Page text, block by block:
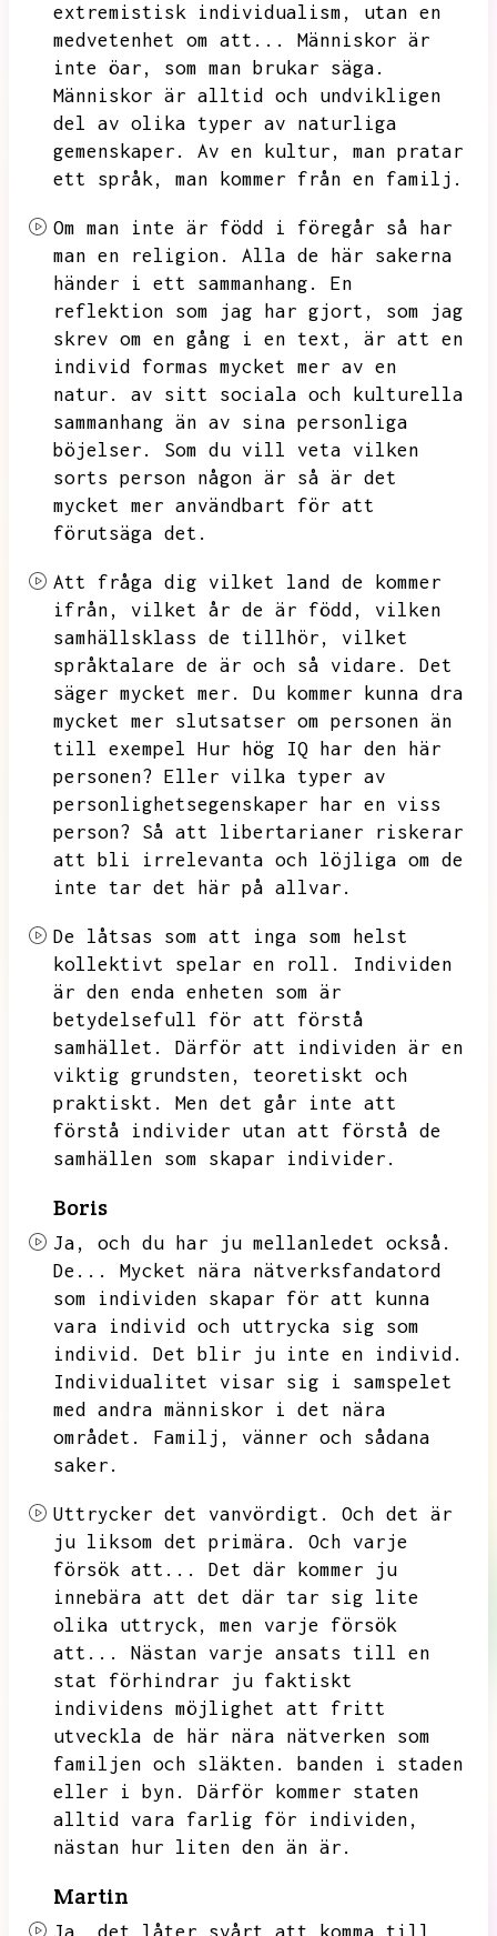
extremistisk individualism,
utan en
medvetenhet om att...
Människor är
inte öar,
som man brukar säga.
Människor är alltid och undvikligen
del av olika typer av naturliga
gemenskaper.
Av en kultur,
man pratar
ett språk,
man kommer från en familj.
Om man inte är född i föregår så har
man en religion.
Alla de här sakerna
händer i ett sammanhang.
En
reflektion som jag har gjort,
som jag
skrev om en gång i en text,
är att en
individ formas mycket mer av en
natur.
av sitt sociala och kulturella
sammanhang än av sina personliga
böjelser.
Som du vill veta vilken
sorts person någon är så är det
mycket mer användbart för att
förutsäga det.
Att fråga dig vilket land de kommer
ifrån,
vilket år de är född,
vilken
samhällsklass de tillhör,
vilket
språktalare de är och så vidare.
Det
säger mycket mer.
Du kommer kunna dra
mycket mer slutsatser om personen än
till exempel Hur hög IQ har den här
personen? Eller vilka typer av
personlighetsegenskaper har en viss
person?
Så att libertarianer riskerar
att bli irrelevanta och löjliga om de
inte tar det här på allvar.
De låtsas som att inga som helst
kollektivt spelar en roll.
Individen
är den enda enheten som är
betydelsefull för att förstå
samhället.
Därför att individen är en
viktig grundsten,
teoretiskt och
praktiskt.
Men det går inte att
förstå individer utan att förstå de
samhällen som skapar individer.
Boris
Ja,
och du har ju mellanledet också.
De...
Mycket nära nätverksfandatord
som individen skapar för att kunna
vara individ och uttrycka sig som
individ.
Det blir ju inte en individ.
Individualitet visar sig i samspelet
med andra människor i det nära
området.
Familj,
vänner och sådana
saker.
Uttrycker det vanvördigt.
Och det är
ju liksom det primära.
Och varje
försök att...
Det där kommer ju
innebära att det där tar sig lite
olika uttryck,
men varje försök
att...
Nästan varje ansats till en
stat förhindrar ju faktiskt
individens möjlighet att fritt
utveckla de här nära nätverken som
familjen och släkten.
banden i staden
eller i byn.
Därför kommer staten
alltid vara farlig för individen,
nästan hur liten den än är.
Martin
Ja, det låter svårt att komma till